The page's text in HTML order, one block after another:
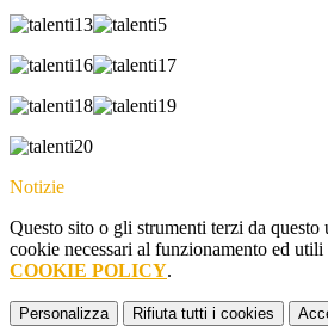
Notizie
Questo sito o gli strumenti terzi da
cookie necessari al funzionamento ed
COOKIE POLICY.
Personalizza Rifiuta tutti i cookies